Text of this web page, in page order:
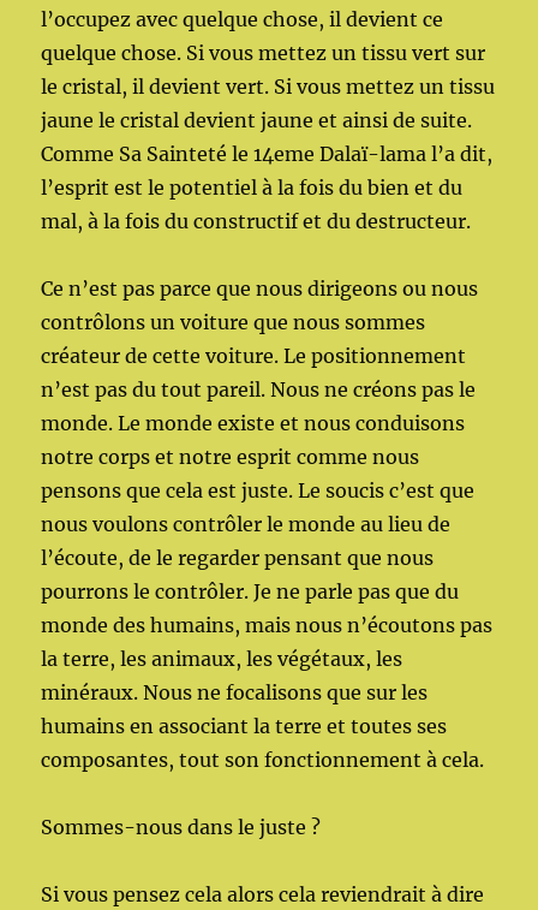
l’occupez avec quelque chose, il devient ce
quelque chose. Si vous mettez un tissu vert sur
le cristal, il devient vert. Si vous mettez un tissu
jaune le cristal devient jaune et ainsi de suite.
Comme Sa Sainteté le 14eme Dalaï-lama l’a dit,
l’esprit est le potentiel à la fois du bien et du
mal, à la fois du constructif et du destructeur.
Ce n’est pas parce que nous dirigeons ou nous
contrôlons un voiture que nous sommes
créateur de cette voiture. Le positionnement
n’est pas du tout pareil. Nous ne créons pas le
monde. Le monde existe et nous conduisons
notre corps et notre esprit comme nous
pensons que cela est juste. Le soucis c’est que
nous voulons contrôler le monde au lieu de
l’écoute, de le regarder pensant que nous
pourrons le contrôler. Je ne parle pas que du
monde des humains, mais nous n’écoutons pas
la terre, les animaux, les végétaux, les
minéraux. Nous ne focalisons que sur les
humains en associant la terre et toutes ses
composantes, tout son fonctionnement à cela.
Sommes-nous dans le juste ?
Si vous pensez cela alors cela reviendrait à dire